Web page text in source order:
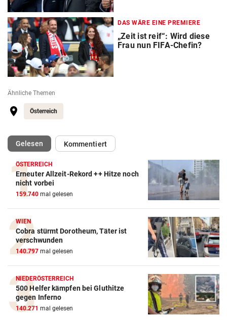
DAS WÄRE EINE PREMIERE
„Zeit ist reif“: Wird diese
Frau nun FIFA-Chefin?
Ähnliche Themen
Österreich
Gelesen(ausgewählt)Kommentiert
ÖSTERREICH
Erneuter Allzeit-Rekord ++ Hitze noch
nicht vorbei
159.740 mal gelesen
WIEN
Cobra stürmt Dorotheum, Täter ist
verschwunden
140.797 mal gelesen
NIEDERÖSTERREICH
500 Helfer kämpfen bei Gluthitze
gegen Inferno
140.271 mal gelesen
Action-Cam Vergleich
ZUM VERGLEICH
Crosstrainer Vergleich
ZUM VERGLEICH
E-Bike Vergleich
ZUM VERGLEICH
Elektro-Scooter Vergleich
ZUM VERGLEICH